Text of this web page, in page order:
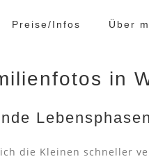
Preise/Infos Über
in
die Kleinen schneller